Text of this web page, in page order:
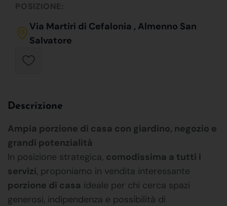
POSIZIONE:
Via Martiri di Cefalonia , Almenno San
Salvatore
Descrizione
Ampia porzione di casa con giardino, negozio e
grandi potenzialità
In posizione strategica, comodissima a tutti i
servizi, proponiamo in vendita interessante
porzione di casa ideale per chi cerca spazi
generosi, indipendenza e possibilità di